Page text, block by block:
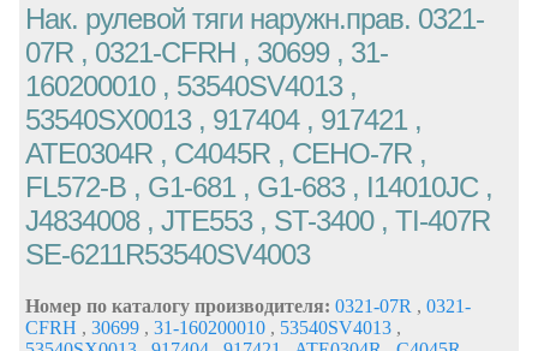
Нак. рулевой тяги наружн.прав. 0321-
07R , 0321-CFRH , 30699 , 31-
160200010 , 53540SV4013 ,
53540SX0013 , 917404 , 917421 ,
ATE0304R , C4045R , CEHO-7R ,
FL572-B , G1-681 , G1-683 , I14010JC ,
J4834008 , JTE553 , ST-3400 , TI-407R
SE-6211R53540SV4003
Номер по каталогу производителя: 0321-07R , 0321-
CFRH , 30699 , 31-160200010 , 53540SV4013 ,